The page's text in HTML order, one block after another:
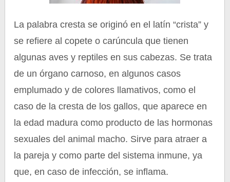
La palabra cresta se originó en el latín “crista” y
se refiere al copete o carúncula que tienen
algunas aves y reptiles en sus cabezas. Se trata
de un órgano carnoso, en algunos casos
emplumado y de colores llamativos, como el
caso de la cresta de los gallos, que aparece en
la edad madura como producto de las hormonas
sexuales del animal macho. Sirve para atraer a
la pareja y como parte del sistema inmune, ya
que, en caso de infección, se inflama.